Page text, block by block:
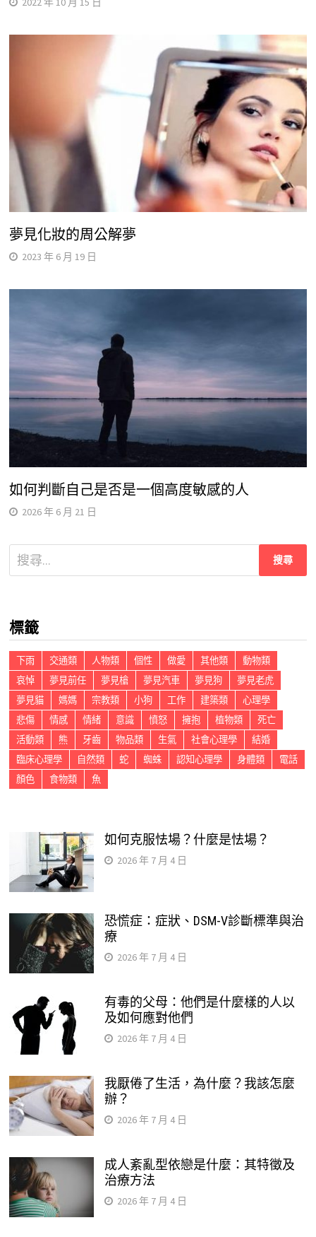
夢見化妝的周公解夢
2023 年 6 月 19 日
如何判斷自己是否是一個高度敏感的人
2026 年 6 月 21 日
搜
尋
字:
標籤
下雨 交通類 人物類 個性 做愛 其他類
動物類
哀悼
夢見前任 夢見槍 夢見汽車 夢見狗
夢見老虎
夢見貓
媽媽 宗教類 小狗 工作 建築類
心理學
悲傷
情感 情緒 意識 憤怒 擁抱 植物類
死亡
活動類
熊 牙齒 物品類 生氣 社會心理學
結婚
臨床心理學
自然類 蛇 蜘蛛 認知心理學 身體類
電話
顏色
食物類 魚
如何克服怯場？什麼是怯場？
2026 年 7 月 4 日
恐慌症：症狀、DSM-V診斷標準與治
療
2026 年 7 月 4 日
有毒的父母：他們是什麼樣的人以
及如何應對他們
2026 年 7 月 4 日
我厭倦了生活，為什麼？我該怎麼
辦？
2026 年 7 月 4 日
成人紊亂型依戀是什麼：其特徵及
治療方法
2026 年 7 月 4 日